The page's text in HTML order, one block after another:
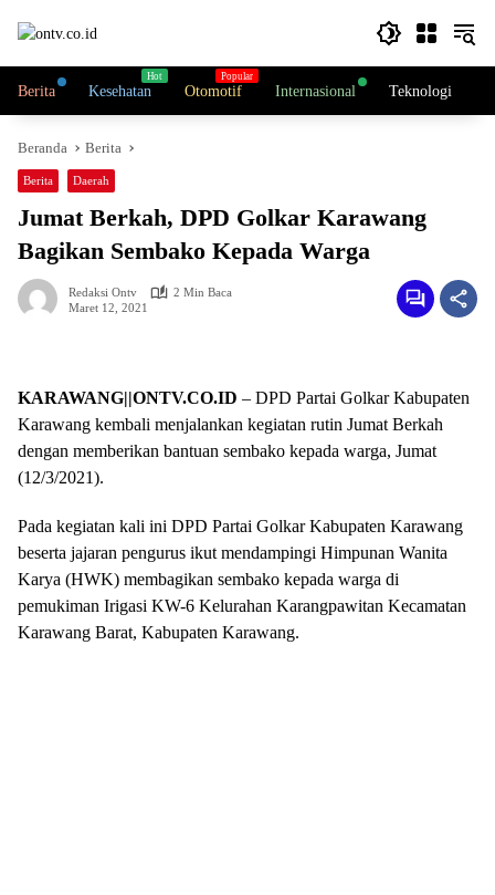
Berita Kesehatan Otomotif Internasional Teknologi
Beranda Berita
Berita Daerah
Jumat Berkah, DPD Golkar Karawang
Bagikan Sembako Kepada Warga
Redaksi Ontv
2 Min Baca
Maret 12, 2021
KARAWANG||ONTV.CO.ID – DPD Partai Golkar Kabupaten
Karawang kembali menjalankan kegiatan rutin Jumat Berkah
dengan memberikan bantuan sembako kepada warga, Jumat
(12/3/2021).
Pada kegiatan kali ini DPD Partai Golkar Kabupaten Karawang
beserta jajaran pengurus ikut mendampingi Himpunan Wanita
Karya (HWK) membagikan sembako kepada warga di
pemukiman Irigasi KW-6 Kelurahan Karangpawitan Kecamatan
Karawang Barat, Kabupaten Karawang.